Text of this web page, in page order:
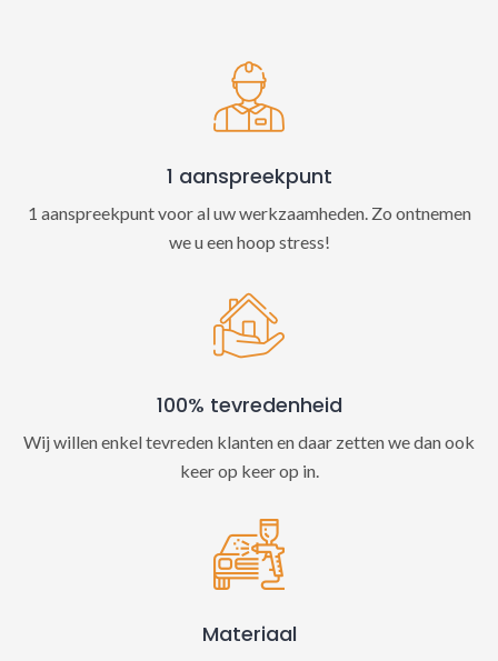
1 aanspreekpunt
1 aanspreekpunt voor al uw werkzaamheden. Zo ontnemen
we u een hoop stress!
100% tevredenheid
Wij willen enkel tevreden klanten en daar zetten we dan ook
keer op keer op in.
Materiaal